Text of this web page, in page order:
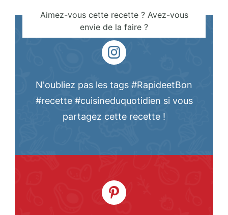
Aimez-vous cette recette ? Avez-vous
envie de la faire ?
N'oubliez pas les tags #RapideetBon
#recette #cuisineduquotidien si vous
partagez cette recette !